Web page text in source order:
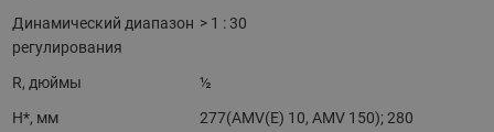
Динамический диапазон
регулирования
> 1 : 30
R, дюймы
½
H*, мм
277(AMV(E) 10, AMV 150); 280